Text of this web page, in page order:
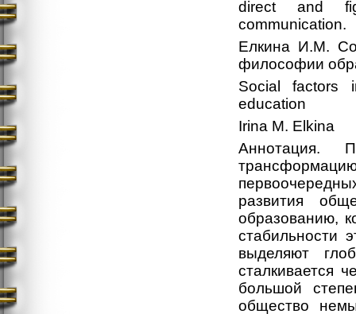
direct and
communication.
Елкина И.М.
философии
Social factors
education
Irina M. Elkina
Аннотация.
развития
образованию,
стабильности
выделяют
сталкивается
большой
общество